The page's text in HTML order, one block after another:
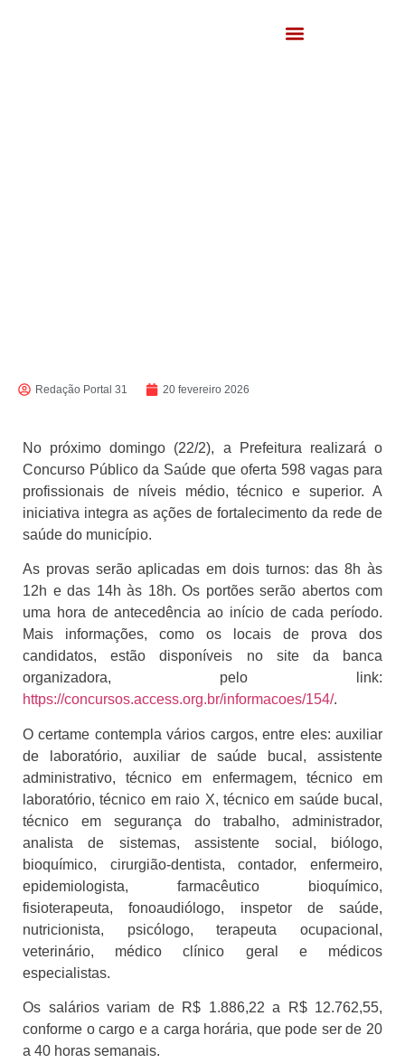
Redação Portal 31 20 fevereiro 2026
No próximo domingo (22/2), a Prefeitura realizará o
Concurso Público da Saúde que oferta 598 vagas para
profissionais de níveis médio, técnico e superior. A
iniciativa integra as ações de fortalecimento da rede de
saúde do município.
As provas serão aplicadas em dois turnos: das 8h às
12h e das 14h às 18h. Os portões serão abertos com
uma hora de antecedência ao início de cada período.
Mais informações, como os locais de prova dos
candidatos, estão disponíveis no site da banca
organizadora, pelo link:
https://concursos.access.org.br/informacoes/154/.
O certame contempla vários cargos, entre eles: auxiliar
de laboratório, auxiliar de saúde bucal, assistente
administrativo, técnico em enfermagem, técnico em
laboratório, técnico em raio X, técnico em saúde bucal,
técnico em segurança do trabalho, administrador,
analista de sistemas, assistente social, biólogo,
bioquímico, cirurgião-dentista, contador, enfermeiro,
epidemiologista, farmacêutico bioquímico,
fisioterapeuta, fonoaudiólogo, inspetor de saúde,
nutricionista, psicólogo, terapeuta ocupacional,
veterinário, médico clínico geral e médicos
especialistas.
Os salários variam de R$ 1.886,22 a R$ 12.762,55,
conforme o cargo e a carga horária, que pode ser de 20
a 40 horas semanais.